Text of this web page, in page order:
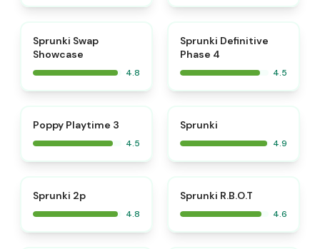
Sprunki Swap
Showcase
4.8
Sprunki Definitive
Phase 4
4.5
Poppy Playtime 3
4.5
Sprunki
4.9
Sprunki 2p
4.8
Sprunki R.B.O.T
4.6